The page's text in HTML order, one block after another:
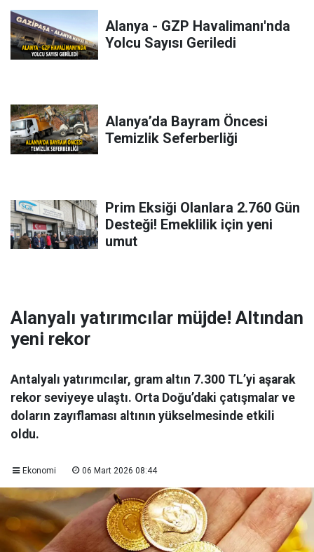
Alanya - GZP Havalimanı'nda
Yolcu Sayısı Geriledi
Alanya’da Bayram Öncesi
Temizlik Seferberliği
Prim Eksiği Olanlara 2.760 Gün
Desteği! Emeklilik için yeni
umut
Alanyalı yatırımcılar müjde! Altından
yeni rekor
Antalyalı yatırımcılar, gram altın 7.300 TL’yi aşarak
rekor seviyeye ulaştı. Orta Doğu’daki çatışmalar ve
doların zayıflaması altının yükselmesinde etkili
oldu.
Ekonomi 06 Mart 2026 08:44